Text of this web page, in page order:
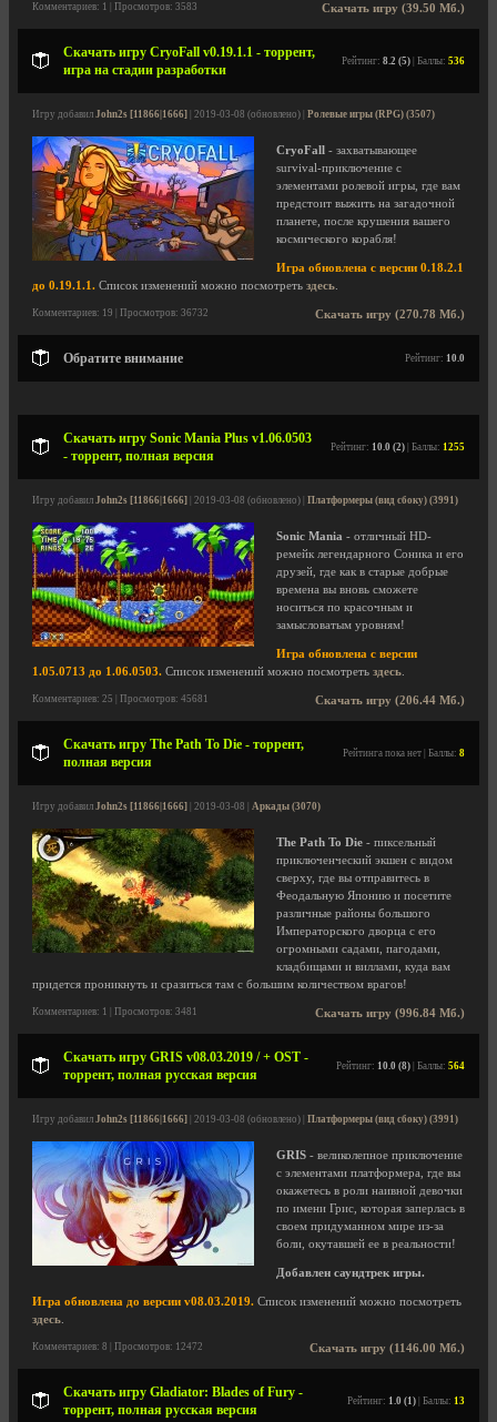
Скачать игру (39.50 Мб.)
Комментариев: 1 | Просмотров: 3583
Скачать игру CryoFall v0.19.1.1 - торрент,
игра на стадии разработки
Рейтинг: 8.2 (5) | Баллы: 536
Игру добавил John2s [11866|1666] | 2019-03-08 (обновлено) | Ролевые игры (RPG) (3507)
CryoFall - захватывающее
survival-приключение с
элементами ролевой игры, где вам
предстоит выжить на загадочной
планете, после крушения вашего
космического корабля!
Игра обновлена с версии 0.18.2.1
до 0.19.1.1. Список изменений можно посмотреть здесь
Скачать игру (270.78 Мб.)
Комментариев: 19 | Просмотров: 36732
Обратите внимание Рейтинг: 10.0
Скачать игру Sonic Mania Plus v1.06.0503
- торрент, полная версия
Рейтинг: 10.0 (2) | Баллы: 1255
Игру добавил John2s [11866|1666] | 2019-03-08 (обновлено) | Платформеры (вид сбоку) (3991)
Sonic Mania - отличный HD-
ремейк легендарного Соника и его
друзей, где как в старые добрые
времена вы вновь сможете
носиться по красочным и
замысловатым уровням!
Игра обновлена с версии
1.05.0713 до 1.06.0503. Список изменений можно посмотреть здесь
Скачать игру (206.44 Мб.)
Комментариев: 25 | Просмотров: 45681
Скачать игру The Path To Die - торрент,
полная версия
Рейтинга пока нет | Баллы: 8
Игру добавил John2s [11866|1666] | 2019-03-08 | Аркады (3070)
The Path To Die - пиксельный
приключенческий экшен с видом
сверху, где вы отправитесь в
Феодальную Японию и посетите
различные районы большого
Императорского дворца с его
огромными садами, пагодами,
кладбищами и виллами, куда вам
придется проникнуть и сразиться там с большим количеством врагов!
Скачать игру (996.84 Мб.)
Комментариев: 1 | Просмотров: 3481
Скачать игру GRIS v08.03.2019 / + OST -
торрент, полная русская версия
Рейтинг: 10.0 (8) | Баллы: 564
Игру добавил John2s [11866|1666] | 2019-03-08 (обновлено) | Платформеры (вид сбоку) (3991)
GRIS - великолепное приключение
с элементами платформера, где вы
окажетесь в роли наивной девочки
по имени Грис, которая заперлась в
своем придуманном мире из-за
боли, окутавшей ее в реальности!
Добавлен саундтрек игры.
Игра обновлена до версии v08.03.2019. Список изменений можно посмотреть
здесь
Скачать игру (1146.00 Мб.)
Комментариев: 8 | Просмотров: 12472
Скачать игру Gladiator: Blades of Fury -
торрент, полная русская версия
Рейтинг: 1.0 (1) | Баллы: 13